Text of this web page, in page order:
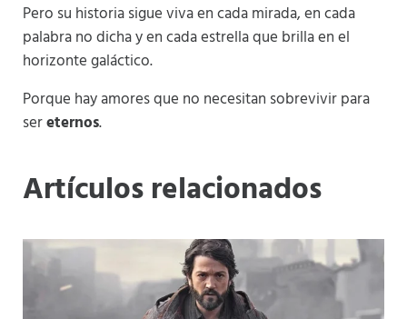
Pero su historia sigue viva en cada mirada, en cada
palabra no dicha y en cada estrella que brilla en el
horizonte galáctico.
Porque hay amores que no necesitan sobrevivir para
sereternos.
Artículos relacionados